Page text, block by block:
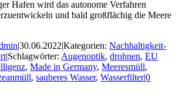
Hafen wird das autonome Verfahren
und bald großflächig die Meere
|30.06.2022|Kategorien:Nachhaltigkeit-
|Schlagwörter: Augenoptik,drohnen,EU
,Made in Germany,Meeresmüll,
,sauberes Wasser,Wasserfilter|0